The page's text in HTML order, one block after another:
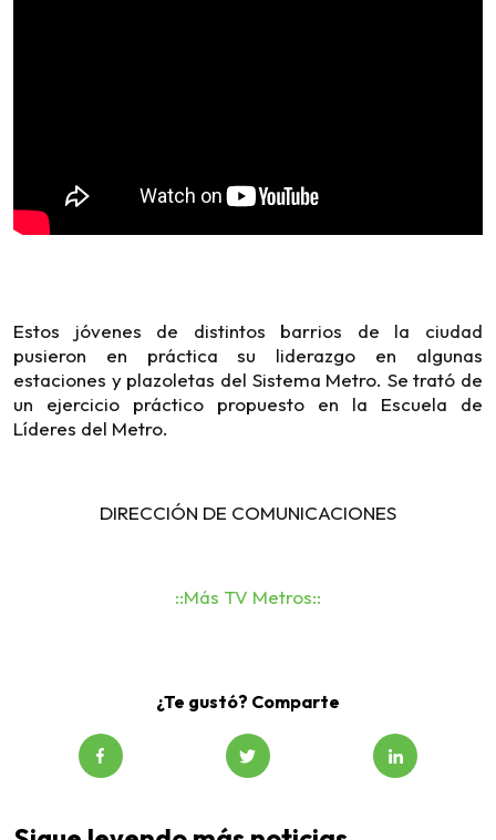
Estos jóvenes de distintos barrios de la ciudad
pusieron en práctica su liderazgo en algunas
estaciones y plazoletas del Sistema Metro. Se trató de
un ejercicio práctico propuesto en la Escuela de
Líderes del Metro.
DIRECCIÓN DE COMUNICACIONES
::Más TV Metros::
¿Te gustó? Comparte